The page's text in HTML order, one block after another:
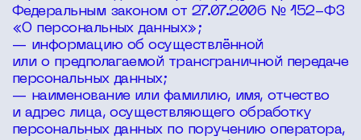
Федеральным законом от 27.07.2006 № 152-ФЗ
«О персональных данных»;
— информацию об осуществлённой
или о предполагаемой трансграничной передаче
персональных данных;
— наименование или фамилию, имя, отчество
и адрес лица, осуществляющего обработку
персональных данных по поручению оператора,